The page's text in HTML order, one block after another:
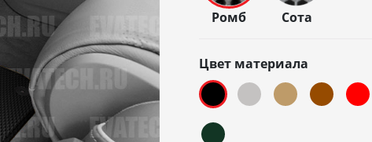
Ромб Сота
Цвет материала